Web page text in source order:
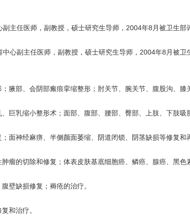
主任医师，副教授，硕士研究生导师，2004年8月被卫生
心副主任医师，副教授，硕士研究生导师，2004年8月被
部、会阴部瘢痕挛缩整形；肘关节、腕关节、腹股沟、膝
乳缩小整形术；面部、腹部、腰部、臀部、上肢、下肢吸
面神经麻痹、半侧颜面萎缩、阴道闭锁、阴茎缺损等修复和
的切除和修复；体表皮肤基底细胞癌、鳞癌、腺癌、黑色
壁缺损修复；褥疮的治疗。
和治疗。